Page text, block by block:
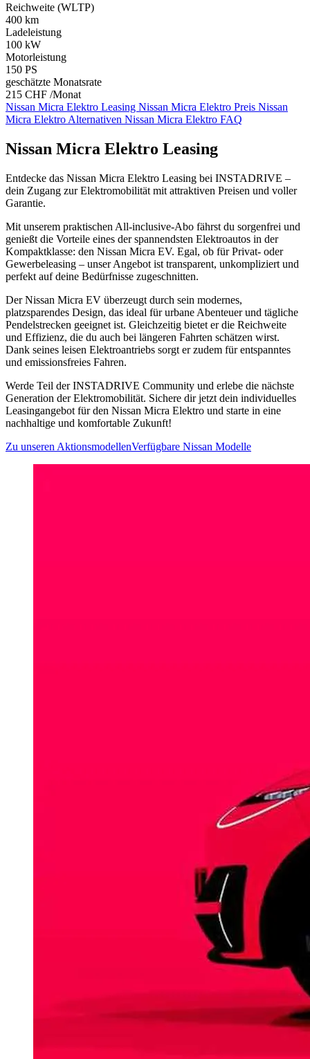
Reichweite (WLTP)
400 km
Ladeleistung
100 kW
Motorleistung
150 PS
geschätzte Monatsrate
215 CHF /Monat
Nissan Micra Elektro Leasing Nissan Micra Elektro Preis Nissan
Micra Elektro Alternativen Nissan Micra Elektro FAQ
Nissan Micra Elektro Leasing
Entdecke das Nissan Micra Elektro Leasing bei INSTADRIVE –
dein Zugang zur Elektromobilität mit attraktiven Preisen und voller
Garantie.
Mit unserem praktischen All-inclusive-Abo fährst du sorgenfrei und
genießt die Vorteile eines der spannendsten Elektroautos in der
Kompaktklasse: den Nissan Micra EV. Egal, ob für Privat- oder
Gewerbeleasing – unser Angebot ist transparent, unkompliziert und
perfekt auf deine Bedürfnisse zugeschnitten.
Der Nissan Micra EV überzeugt durch sein modernes,
platzsparendes Design, das ideal für urbane Abenteuer und tägliche
Pendelstrecken geeignet ist. Gleichzeitig bietet er die Reichweite
und Effizienz, die du auch bei längeren Fahrten schätzen wirst.
Dank seines leisen Elektroantriebs sorgt er zudem für entspanntes
und emissionsfreies Fahren.
Werde Teil der INSTADRIVE Community und erlebe die nächste
Generation der Elektromobilität. Sichere dir jetzt dein individuelles
Leasingangebot für den Nissan Micra Elektro und starte in eine
nachhaltige und komfortable Zukunft!
Zu unseren AktionsmodellenVerfügbare Nissan Modelle